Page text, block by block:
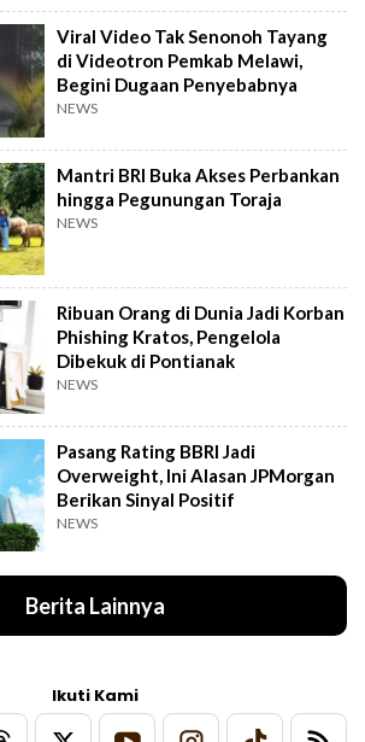
Viral Video Tak Senonoh Tayang
di Videotron Pemkab Melawi,
Begini Dugaan Penyebabnya
NEWS
Mantri BRI Buka Akses Perbankan
hingga Pegunungan Toraja
NEWS
Ribuan Orang di Dunia Jadi Korban
Phishing Kratos, Pengelola
Dibekuk di Pontianak
NEWS
Pasang Rating BBRI Jadi
Overweight, Ini Alasan JPMorgan
Berikan Sinyal Positif
NEWS
Berita Lainnya
Ikuti Kami